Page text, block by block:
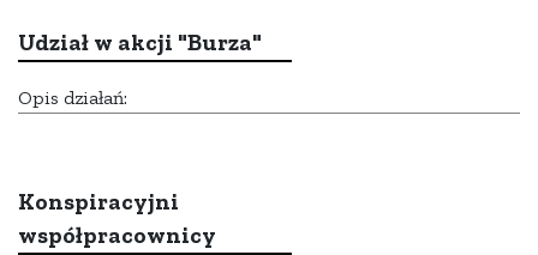
Udział w akcji "Burza"
Opis działań:
Konspiracyjni
współpracownicy